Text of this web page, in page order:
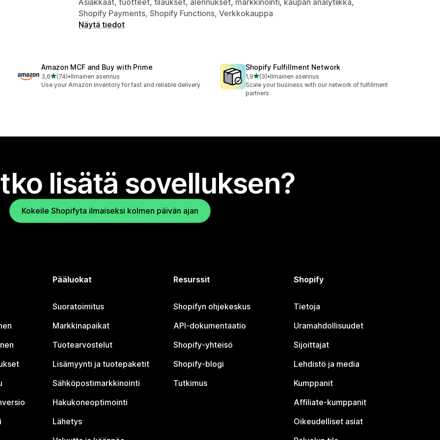
Shopify Payments, Shopify Functions, Verkkokauppa
Näytä tiedot
Amazon MCF and Buy with Prime
3,6/ 5 tähteä
(74)
74 arvostelua yhteensä
•Ilmainen asennus
Use your Amazon inventory for fast and reliable delivery
Shopify Fulfillment Network
1,9/ 5 tähteä
(3)
3 arvostelua yhteensä
•Ilmainen asennus
Scale your business with our network of fulfillment
partners
lisätä sovelluksen?
Kokeile Shopifyta ilmaiseksi kolmen päivän ajan
Pääluokat
Suoratoimitus
Markkinapaikat
Tuotearvostelut
Lisämyynti ja tuotepaketit
Sähköpostimarkkinointi
Hakukoneoptimointi
Lähetys
Resurssit
Shopifyn ohjekeskus
API-dokumentaatio
Shopify-yhteisö
Shopify-blogi
Tutkimus
Shopify
Tietoja
Uramahdollisuudet
Sijoittajat
Lehdistö ja media
Kumppanit
Affiliate-kumppanit
Oikeudelliset asiat